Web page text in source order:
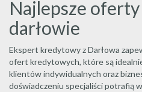
Najlepsze
darłowie
Ekspert kredytowy z Darłowa
ofert kredytowych, które są
klientów indywidualnych oraz
doświadczeniu specjaliści potrafią